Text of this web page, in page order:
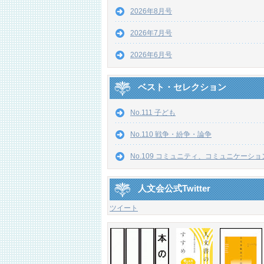
2026年8月号
2026年7月号
2026年6月号
ベスト・セレクション
No.111 子ども
No.110 戦争・紛争・論争
No.109 コミュニティ、コミュニケーショ
人文会公式Twitter
ツイート